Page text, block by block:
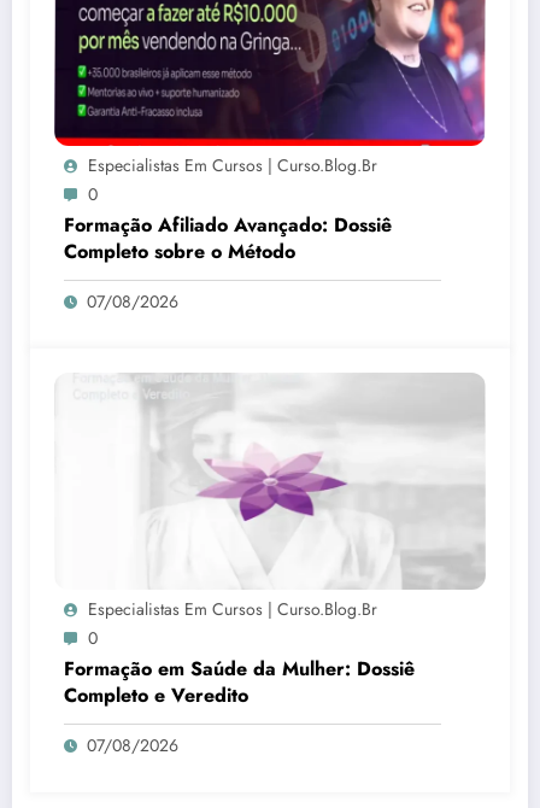
Especialistas Em Cursos | Curso.blog.br
0
Formação Afiliado Avançado: Dossiê
Completo sobre o Método
07/08/2026
Especialistas Em Cursos | Curso.blog.br
0
Formação em Saúde da Mulher: Dossiê
Completo e Veredito
07/08/2026